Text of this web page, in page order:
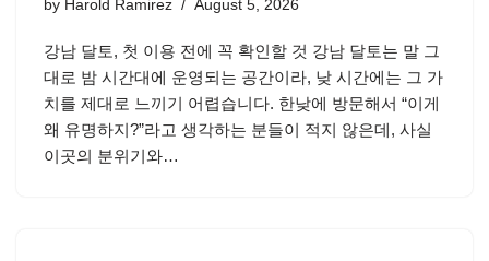
by Harold Ramirez August 5, 2026
강남 달토, 첫 이용 전에 꼭 확인할 것 강남 달토는 말 그
대로 밤 시간대에 운영되는 공간이라, 낮 시간에는 그 가
치를 제대로 느끼기 어렵습니다. 한낮에 방문해서 “이게
왜 유명하지?”라고 생각하는 분들이 적지 않은데, 사실
이곳의 분위기와…